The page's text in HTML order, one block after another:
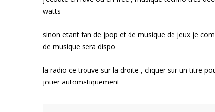
watts
sinon etant fan de jpop et de musique de jeux je
de musique sera dispo
la radio ce trouve sur la droite , cliquer sur un titre
jouer automatiquement